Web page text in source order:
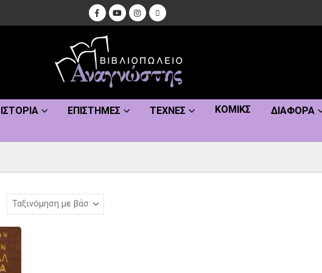
ΙΣΤΟΡΊΑ ΕΠΙΣΤΉΜΕΣ ΤΈΧΝΕΣ ΚΌΜΙΚΣ ΔΙΆΦΟΡΑ